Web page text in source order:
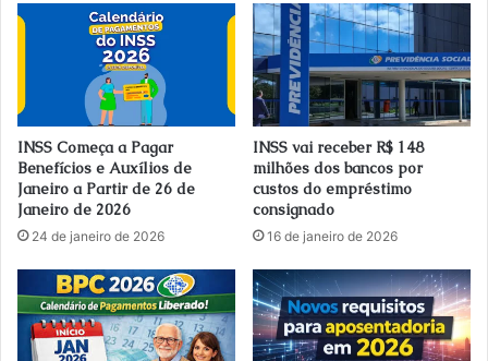
INSS Começa a Pagar
Benefícios e Auxílios de
Janeiro a Partir de 26 de
Janeiro de 2026
24 de janeiro de 2026
INSS vai receber R$ 148
milhões dos bancos por
custos do empréstimo
consignado
16 de janeiro de 2026